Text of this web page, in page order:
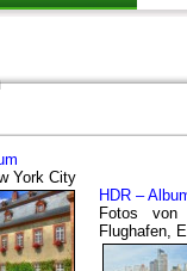
York City
HDR –
Fotos von
Flughafen,